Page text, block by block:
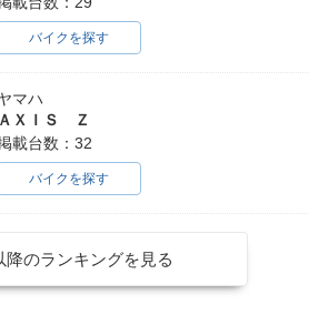
バイクを探す
マハ
ＡＸＩＳ Ｚ
載台数：32
バイクを探す
降のランキングを見る